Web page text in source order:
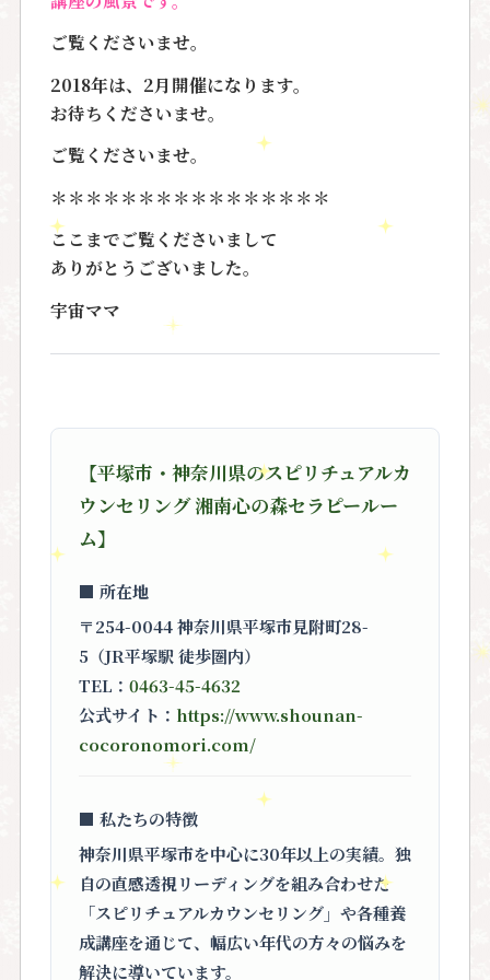
ご覧くださいませ。
2018年は、2月開催になります。
お待ちくださいませ。
ご覧くださいませ。
＊＊＊＊＊＊＊＊＊＊＊＊＊＊＊＊
ここまでご覧くださいまして
ありがとうございました。
宇宙ママ
【平塚市・神奈川県のスピリチュアルカ
ウンセリング 湘南心の森セラピールー
ム】
■ 所在地
〒254-0044 神奈川県平塚市見附町28-
5（JR平塚駅 徒歩圏内）
TEL： 0463-45-4632
公式サイト： https://www.shounan-
cocoronomori.com/
■ 私たちの特徴
神奈川県平塚市を中心に30年以上の実績。独
自の直感透視リーディングを組み合わせた
「スピリチュアルカウンセリング」 や各種養
成講座を通じて、幅広い年代の方々の悩みを
解決に導いています。